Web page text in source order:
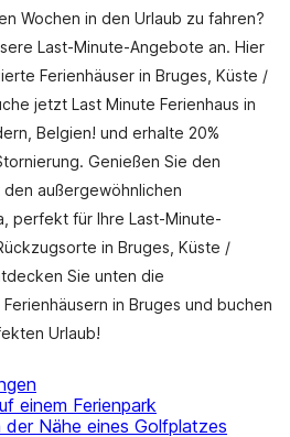
Wochen in den Urlaub zu fahren?
Last-Minute-Angebote an. Hier
Ferienhäuser in Bruges, Küste /
jetzt Last Minute Ferienhaus in
Belgien! und erhalte 20%
Genießen Sie den
außergewöhnlichen
perfekt für Ihre Last-Minute-
in Bruges, Küste /
Sie unten die
in Bruges und buchen
Urlaub!
einem Ferienpark
der Nähe eines Golfplatzes